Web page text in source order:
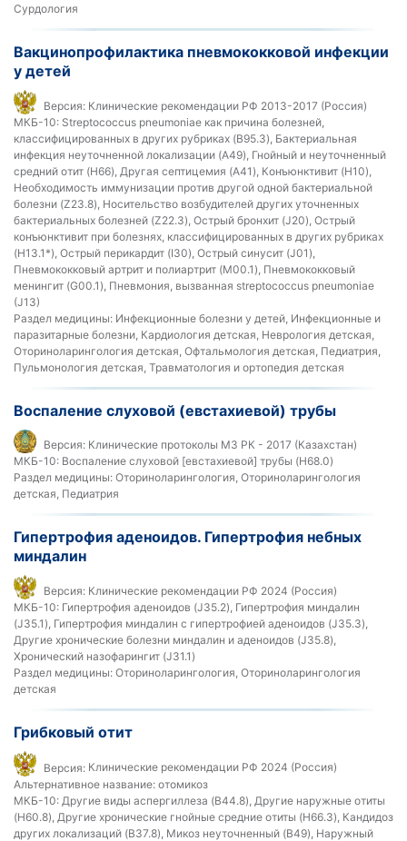
Сурдология
Вакцинопрофилактика пневмококковой инфекции
у детей
Версия: Клинические рекомендации РФ 2013-2017 (Россия)
МКБ-10: Streptococcus pneumoniae как причина болезней,
классифицированных в других рубриках (B95.3), Бактериальная
инфекция неуточненной локализации (A49), Гнойный и неуточненный
средний отит (H66), Другая септицемия (A41), Конъюнктивит (H10),
Необходимость иммунизации против другой одной бактериальной
болезни (Z23.8), Носительство возбудителей других уточненных
бактериальных болезней (Z22.3), Острый бронхит (J20), Острый
конъюнктивит при болезнях, классифицированных в других рубриках
(H13.1*), Острый перикардит (I30), Острый синусит (J01),
Пневмококковый артрит и полиартрит (M00.1), Пневмококковый
менингит (G00.1), Пневмония, вызванная streptococcus pneumoniae
(J13)
Раздел медицины: Инфекционные болезни у детей, Инфекционные и
паразитарные болезни, Кардиология детская, Неврология детская,
Оториноларингология детская, Офтальмология детская, Педиатрия,
Пульмонология детская, Травматология и ортопедия детская
Воспаление слуховой (евстахиевой) трубы
Версия: Клинические протоколы МЗ РК - 2017 (Казахстан)
МКБ-10: Воспаление слуховой [евстахиевой] трубы (H68.0)
Раздел медицины: Оториноларингология, Оториноларингология
детская, Педиатрия
Гипертрофия аденоидов. Гипертрофия небных
миндалин
Версия: Клинические рекомендации РФ 2024 (Россия)
МКБ-10: Гипертрофия аденоидов (J35.2), Гипертрофия миндалин
(J35.1), Гипертрофия миндалин с гипертрофией аденоидов (J35.3),
Другие хронические болезни миндалин и аденоидов (J35.8),
Хронический назофарингит (J31.1)
Раздел медицины: Оториноларингология, Оториноларингология
детская
Грибковый отит
Версия: Клинические рекомендации РФ 2024 (Россия)
Альтернативное название: отомикоз
МКБ-10: Другие виды аспергиллеза (B44.8), Другие наружные отиты
(H60.8), Другие хронические гнойные средние отиты (H66.3), Кандидоз
других локализаций (B37.8), Микоз неуточненный (B49), Наружный